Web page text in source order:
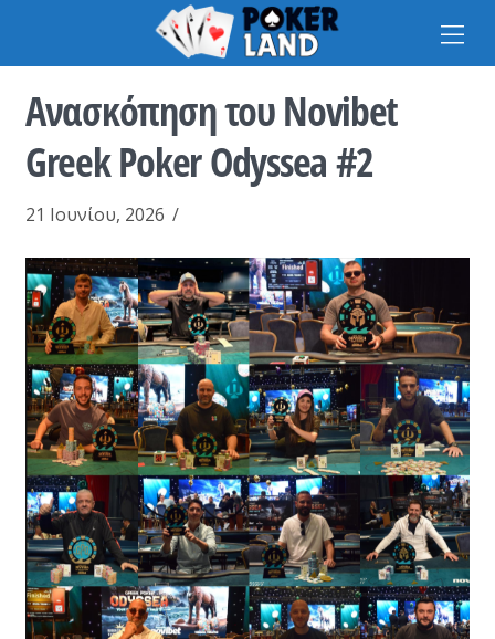
Ανασκόπηση του Novibet
Greek Poker Odyssea #2
21 Ιουνίου, 2026